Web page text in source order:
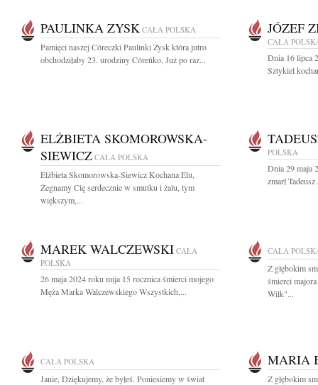
PAULINKA ZYSK CAŁA POLSKA
Pamięci naszej Córeczki Paulinki Zysk która jutro
obchodziłaby 23. urodziny Córeńko, Już po raz...
JÓZEF
CAŁA
Dnia 16 lipca
Sztykiel
ELŻBIETA SKOMOROWSKA-
SIEWICZ CAŁA POLSKA
Elżbieta Skomorowska-Siewicz Kochana Elu,
Żegnamy Cię serdecznie w smutku i żalu, tym
większym,...
POLSKA
Dnia 29 maja
zmarł
MAREK WALCZEWSKI CAŁA
POLSKA
26 maja 2024 roku mija 15 rocznica śmierci mojego
Męża Marka Walczewskiego Wszystkich,...
CAŁA
Z głębokim
śmierci
Wilk"...
CAŁA POLSKA
Janie, Dziękujemy, że byłeś. Poniesiemy w świat
MARIA
Z głębokim